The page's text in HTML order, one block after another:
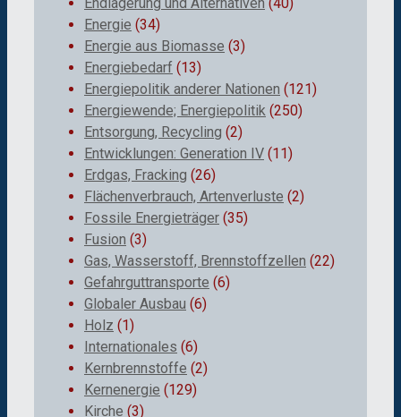
Energie (34)
Energie aus Biomasse (3)
Energiebedarf (13)
Energiepolitik anderer Nationen (121)
Energiewende; Energiepolitik (250)
Entsorgung, Recycling (2)
Entwicklungen: Generation IV (11)
Erdgas, Fracking (26)
Flächenverbrauch, Artenverluste (2)
Fossile Energieträger (35)
Fusion (3)
Gas, Wasserstoff, Brennstoffzellen (22)
Gefahrguttransporte (6)
Globaler Ausbau (6)
Holz (1)
Internationales (6)
Kernbrennstoffe (2)
Kernenergie (129)
Kirche (3)